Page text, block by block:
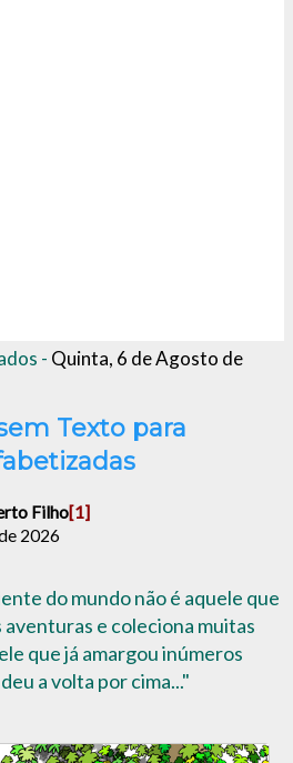
- Quinta, 6 de Agosto de
Texto para
Filho[1]
2026
do mundo não é aquele que
e coleciona muitas
que já amargou inúmeros
a volta por cima..."